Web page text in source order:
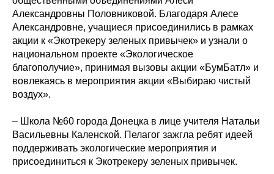
Александровны Половниковой. Благодаря Алесе
Александровне, учащиеся присоединились в рамках
акции к «Экотрекеру зеленых привычек» и узнали о
национальном проекте «Экологическое
благополучие», принимая вызовы акции «БумБатл» и
вовлекаясь в мероприятия акции «Выбираю чистый
воздух».
– Школа №60 города Донецка в лице учителя Натальи
Васильевны Каленской. Пелагог зажгла ребят идеей
поддерживать экологические мероприятия и
присоединиться к Экотрекеру зеленых привычек.